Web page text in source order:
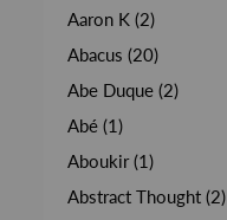
Aaron K (2)
Abacus (20)
Abe Duque (2)
Abé (1)
Aboukir (1)
Abstract Thought (2)